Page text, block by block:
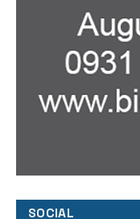
SOCIAL